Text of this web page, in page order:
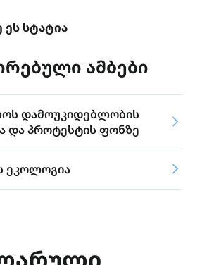
ᲔᲡ ᲡᲢᲐᲢᲘᲐ
ამბები
დამოუკიდებლობის
და პროტესტის ფონზე
ეკოლოგია